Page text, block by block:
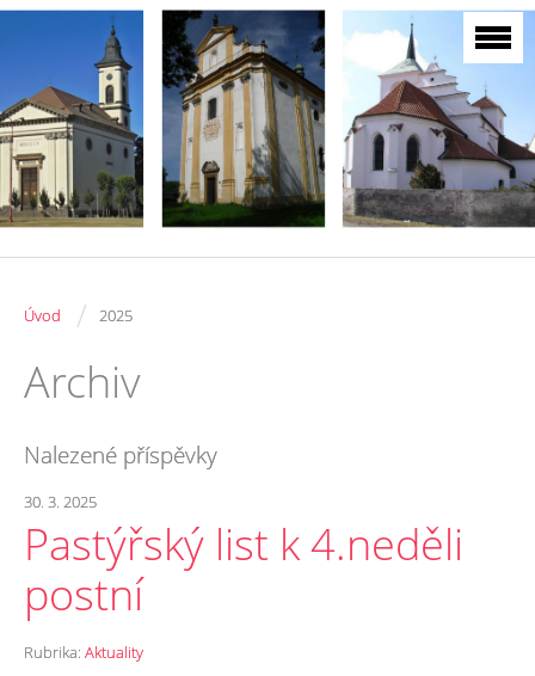
Úvod / 2025
Archiv
Nalezené příspěvky
30. 3. 2025
Pastýřský list k 4.neděli
postní
Rubrika: Aktuality